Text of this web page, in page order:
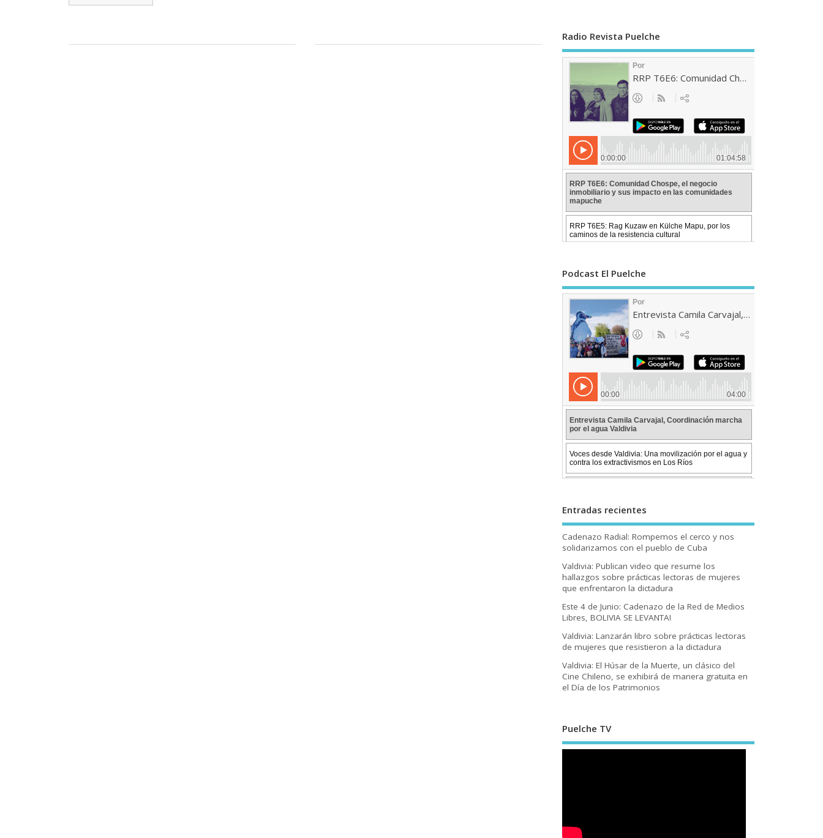
Radio Revista Puelche
Podcast El Puelche
Entradas recientes
Cadenazo Radial: Rompemos el cerco y nos
solidarizamos con el pueblo de Cuba
Valdivia: Publican video que resume los
hallazgos sobre prácticas lectoras de mujeres
que enfrentaron la dictadura
Este 4 de Junio: Cadenazo de la Red de Medios
Libres, BOLIVIA SE LEVANTA!
Valdivia: Lanzarán libro sobre prácticas lectoras
de mujeres que resistieron a la dictadura
Valdivia: El Húsar de la Muerte, un clásico del
Cine Chileno, se exhibirá de manera gratuita en
el Día de los Patrimonios
Puelche TV